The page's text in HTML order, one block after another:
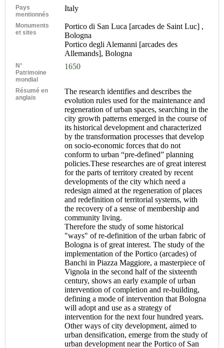
Pays
mentionnés
Italy
Monuments
et sites
Portico di San Luca [arcades de Saint Luc] ,
Bologna
Portico degli Alemanni [arcades des
Allemands], Bologna
N°
Patrimoine
mondial
1650
Résumé en
anglais
The research identifies and describes the
evolution rules used for the maintenance and
regeneration of urban spaces, searching in the
city growth patterns emerged in the course of
its historical development and characterized
by the transformation processes that develop
on socio-economic forces that do not
conform to urban “pre-defined” planning
policies.These researches are of great interest
for the parts of territory created by recent
developments of the city which need a
redesign aimed at the regeneration of places
and redefinition of territorial systems, with
the recovery of a sense of membership and
community living.
Therefore the study of some historical
"ways" of re-definition of the urban fabric of
Bologna is of great interest. The study of the
implementation of the Portico (arcades) of
Banchi in Piazza Maggiore, a masterpiece of
Vignola in the second half of the sixteenth
century, shows an early example of urban
intervention of completion and re-building,
defining a mode of intervention that Bologna
will adopt and use as a strategy of
intervention for the next four hundred years.
Other ways of city development, aimed to
urban densification, emerge from the study of
urban development near the Portico of San